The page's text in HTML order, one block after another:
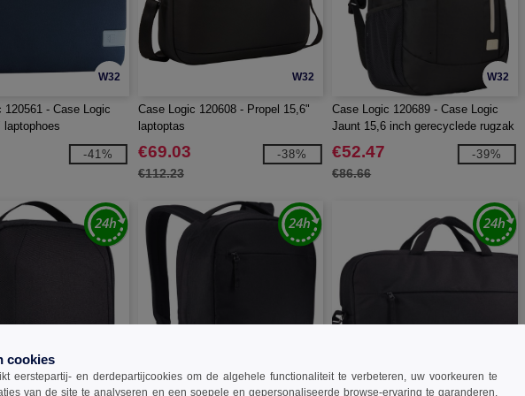
W32
120561 - Case Logic
laptophoes
-41%
W32
Case Logic 120608 - Propel 15,6"
laptoptas
€69.03
€112.23
-38%
W32
Case Logic 120689 - Case Logic
Jaunt 15,6 inch gerecyclede rugzak
€52.47
€86.66
-39%
cookies
eerstepartij- en derdepartijcookies om de algehele functionaliteit te verbeteren, uw voorkeuren te
van de site te analyseren en een soepele en gepersonaliseerde browse-ervaring te garanderen.